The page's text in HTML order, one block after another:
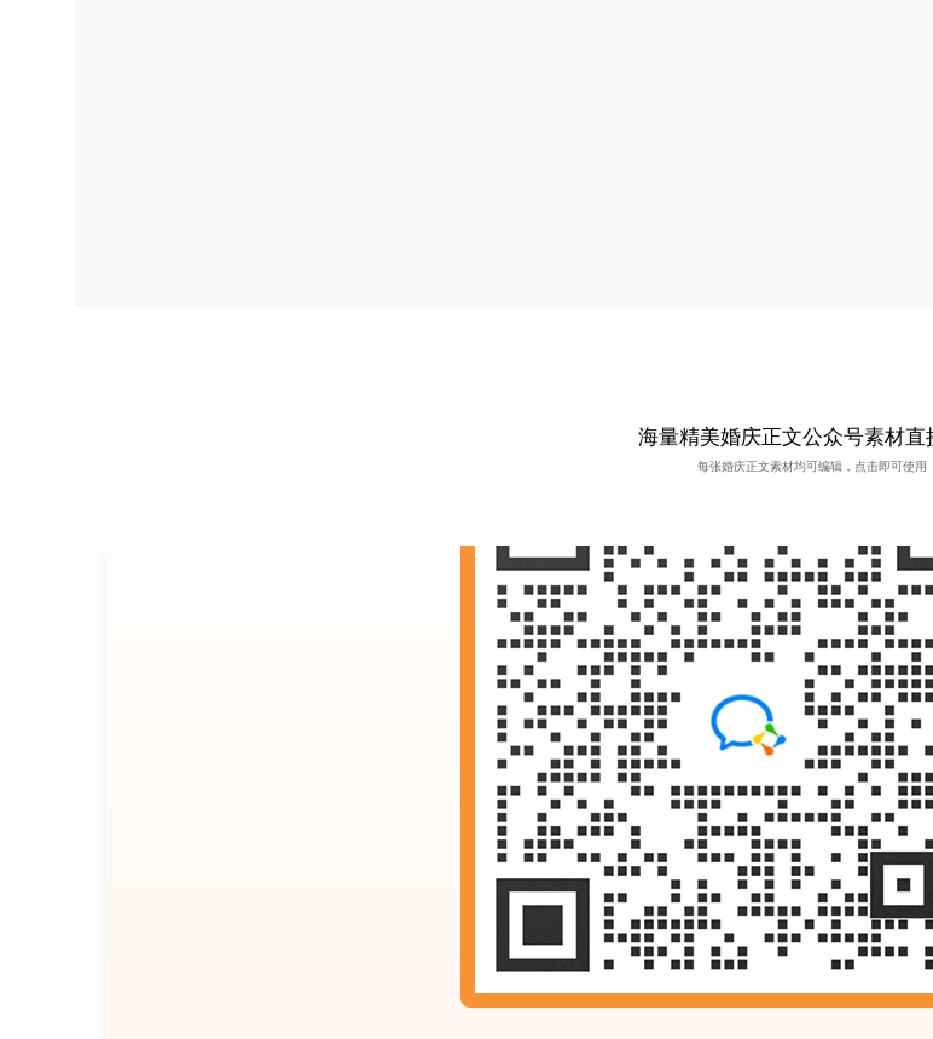
海量精美婚庆正文公众号素材直
每张婚庆正文素材均可编辑，点击即可使用